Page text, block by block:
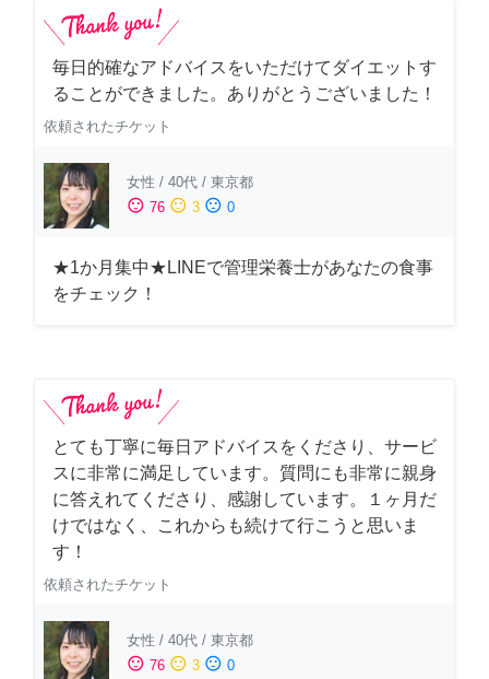
毎日的確なアドバイスをいただけてダイエットす
ることができました。ありがとうございました！
依頼されたチケット
女性 / 40代 / 東京都
sentiment_satisfied 76 sentiment_neutral 3 sentiment_dissatisfied 0
★1か月集中★LINEで管理栄養士があなたの食事
をチェック！
とても丁寧に毎日アドバイスをくださり、サービ
スに非常に満足しています。質問にも非常に親身
に答えれてくださり、感謝しています。１ヶ月だ
けではなく、これからも続けて行こうと思いま
す！
依頼されたチケット
女性 / 40代 / 東京都
sentiment_satisfied 76 sentiment_neutral 3 sentiment_dissatisfied 0